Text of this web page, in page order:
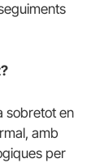
sobretot en
amb
per